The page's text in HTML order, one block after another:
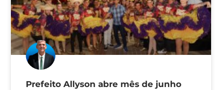
Prefeito Allyson abre mês de junho